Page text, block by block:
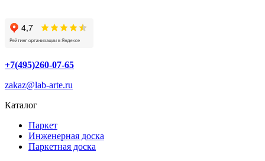
+7(495)260-07-65
zakaz@lab-arte.ru
Каталог
Паркет
Инженерная доска
Паркетная доска